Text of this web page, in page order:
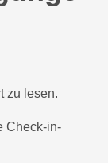
zu lesen.
Check-in-